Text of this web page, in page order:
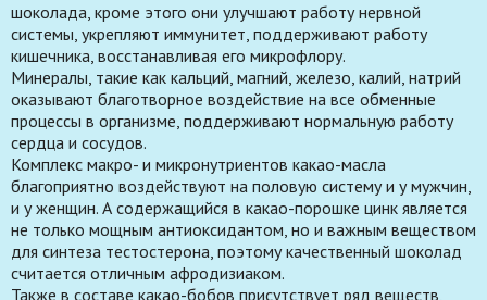
шоколада, кроме этого они улучшают работу нервной
системы, укрепляют иммунитет, поддерживают работу
кишечника, восстанавливая его микрофлору.
Минералы, такие как кальций, магний, железо, калий, натрий
оказывают благотворное воздействие на все обменные
процессы в организме, поддерживают нормальную работу
сердца и сосудов.
Комплекс макро- и микронутриентов какао-масла
благоприятно воздействуют на половую систему и у мужчин,
и у женщин. А содержащийся в какао-порошке цинк является
не только мощным антиоксидантом, но и важным веществом
для синтеза тестостерона, поэтому качественный шоколад
считается отличным афродизиаком.
Также в составе какао-бобов присутствует ряд веществ,